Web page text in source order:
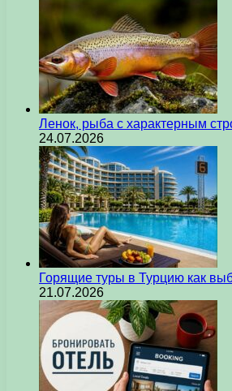
Ленок, рыба с характерным
24.07.2026
Горящие туры в Турцию как
21.07.2026